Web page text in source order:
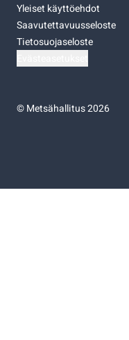
Yleiset käyttöehdot
Saavutettavuusseloste
Tietosuojaseloste
©Metsähallitus 2026